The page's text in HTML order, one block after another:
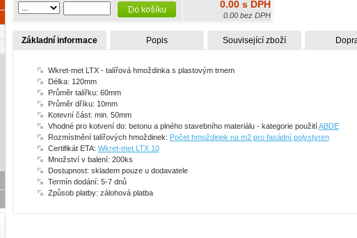
0.00 s DPH
0.00 bez DPH
Základní informace Popis Související zboží
Wkret-met LTX - talířová hmoždinka s plastovým trnem
Délka: 120mm
Průměr talířku: 60mm
Průměr dříku: 10mm
Kotevní část: min. 50mm
Vhodné pro kotvení do: betonu a plného stavebního materiálu - kategorie použitíABDE
Rozmístnění talířových hmoždinek: Počet hmoždinek na m2 pro fasádní polystyren
Certifikát ETA: Wkret-met LTX 10
Množství v balení: 200ks
Dostupnost: skladem pouze u dodavatele
Termín dodání: 5-7 dnů
Způsob platby: zálohová platba